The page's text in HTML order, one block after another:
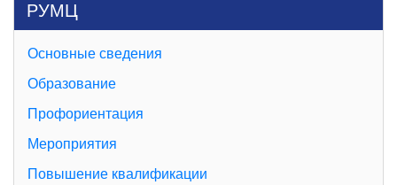
РУМЦ
Основные сведения
Образование
Профориентация
Мероприятия
Повышение квалификации